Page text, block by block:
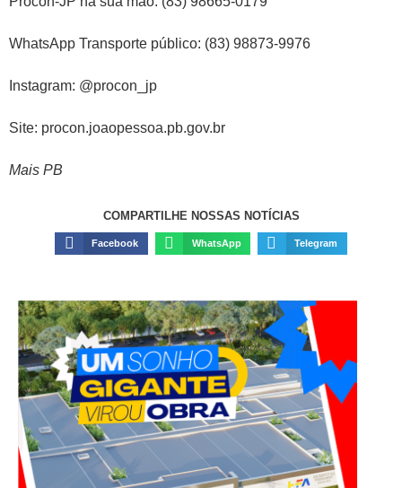
WhatsApp Transporte público: (83) 98873-9976
Instagram: @procon_jp
Site: procon.joaopessoa.pb.gov.br
Mais PB
COMPARTILHE NOSSAS NOTÍCIAS
Facebook WhatsApp Telegram